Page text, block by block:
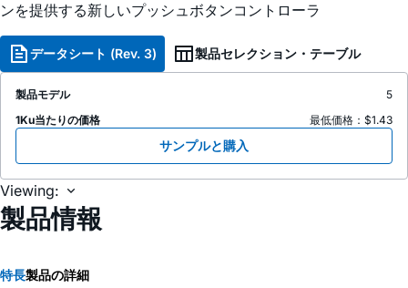
ンを提供する新しいプッシュボタンコントローラ
データシート (Rev. 3) 製品セレクション・テーブル
製品モデル
5
1Ku当たりの価格
最低価格：$1.43
サンプルと購入
Viewing:
製品情報
特長製品の詳細